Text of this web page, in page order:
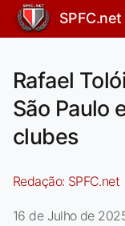
SPFC.net
Rafael
São Paulo
clubes
Redação: SPFC.net
16 de Julho de